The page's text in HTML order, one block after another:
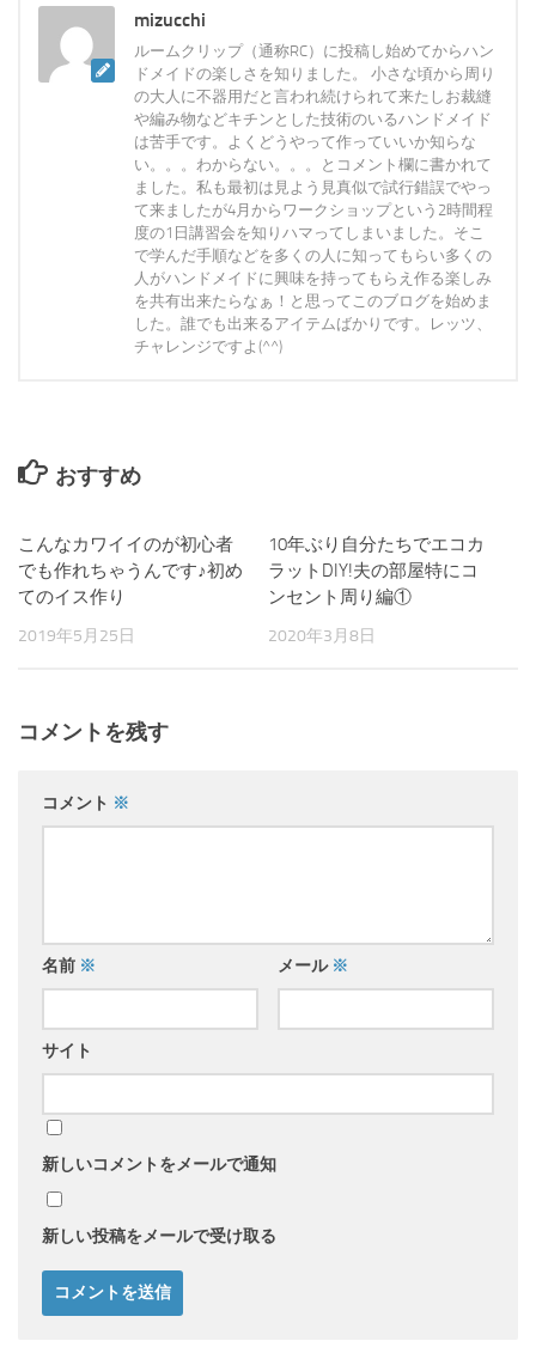
mizucchi
ルームクリップ（通称RC）に投稿し始めてからハン
ドメイドの楽しさを知りました。 小さな頃から周り
の大人に不器用だと言われ続けられて来たしお裁縫
や編み物などキチンとした技術のいるハンドメイド
は苦手です。よくどうやって作っていいか知らな
い。。。わからない。。。とコメント欄に書かれて
ました。私も最初は見よう見真似で試行錯誤でやっ
て来ましたが4月からワークショップという2時間程
度の1日講習会を知りハマってしまいました。そこ
で学んだ手順などを多くの人に知ってもらい多くの
人がハンドメイドに興味を持ってもらえ作る楽しみ
を共有出来たらなぁ！と思ってこのブログを始めま
した。誰でも出来るアイテムばかりです。レッツ、
チャレンジですよ(^^)
おすすめ
こんなカワイイのが初心者
でも作れちゃうんです♪初め
てのイス作り
2019年5月25日
10年ぶり自分たちでエコカ
ラットDIY!夫の部屋特にコ
ンセント周り編①
2020年3月8日
コメントを残す
コメント ※
名前 ※ メール ※
サイト
新しいコメントをメールで通知
新しい投稿をメールで受け取る